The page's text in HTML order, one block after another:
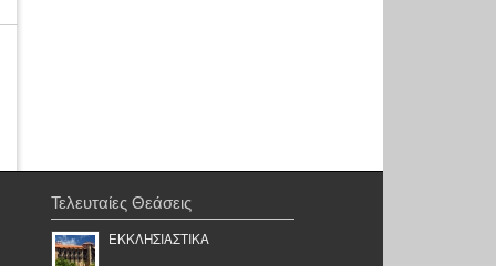
Τελευταίες Θεάσεις
ΕΚΚΛΗΣΙΑΣΤΙΚΑ